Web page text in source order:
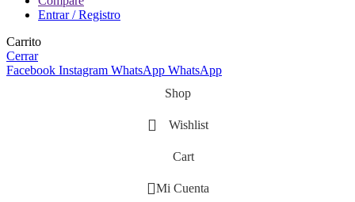
Entrar / Registro
Carrito
Cerrar
Facebook Instagram WhatsApp WhatsApp
Shop
Wishlist
Cart
Mi Cuenta